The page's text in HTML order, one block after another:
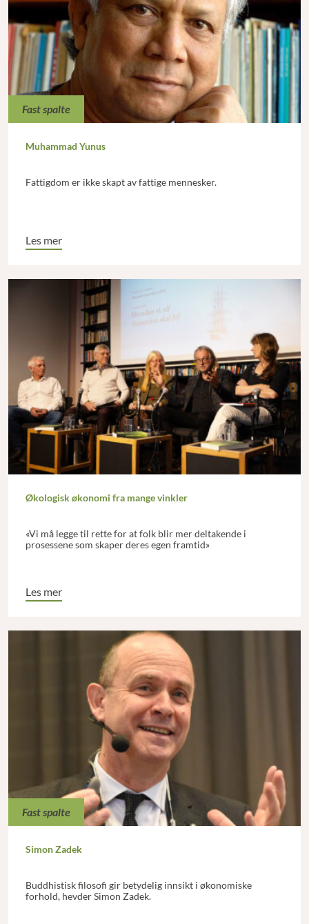
Fast spalte
Muhammad Yunus
Fattigdom er ikke skapt av fattige mennesker.
Les mer
Økologisk økonomi fra mange vinkler
«Vi må legge til rette for at folk blir mer deltakende i
prosessene som skaper deres egen framtid»
Les mer
Fast spalte
Simon Zadek
Buddhistisk filosofi gir betydelig innsikt i økonomiske
forhold, hevder Simon Zadek.